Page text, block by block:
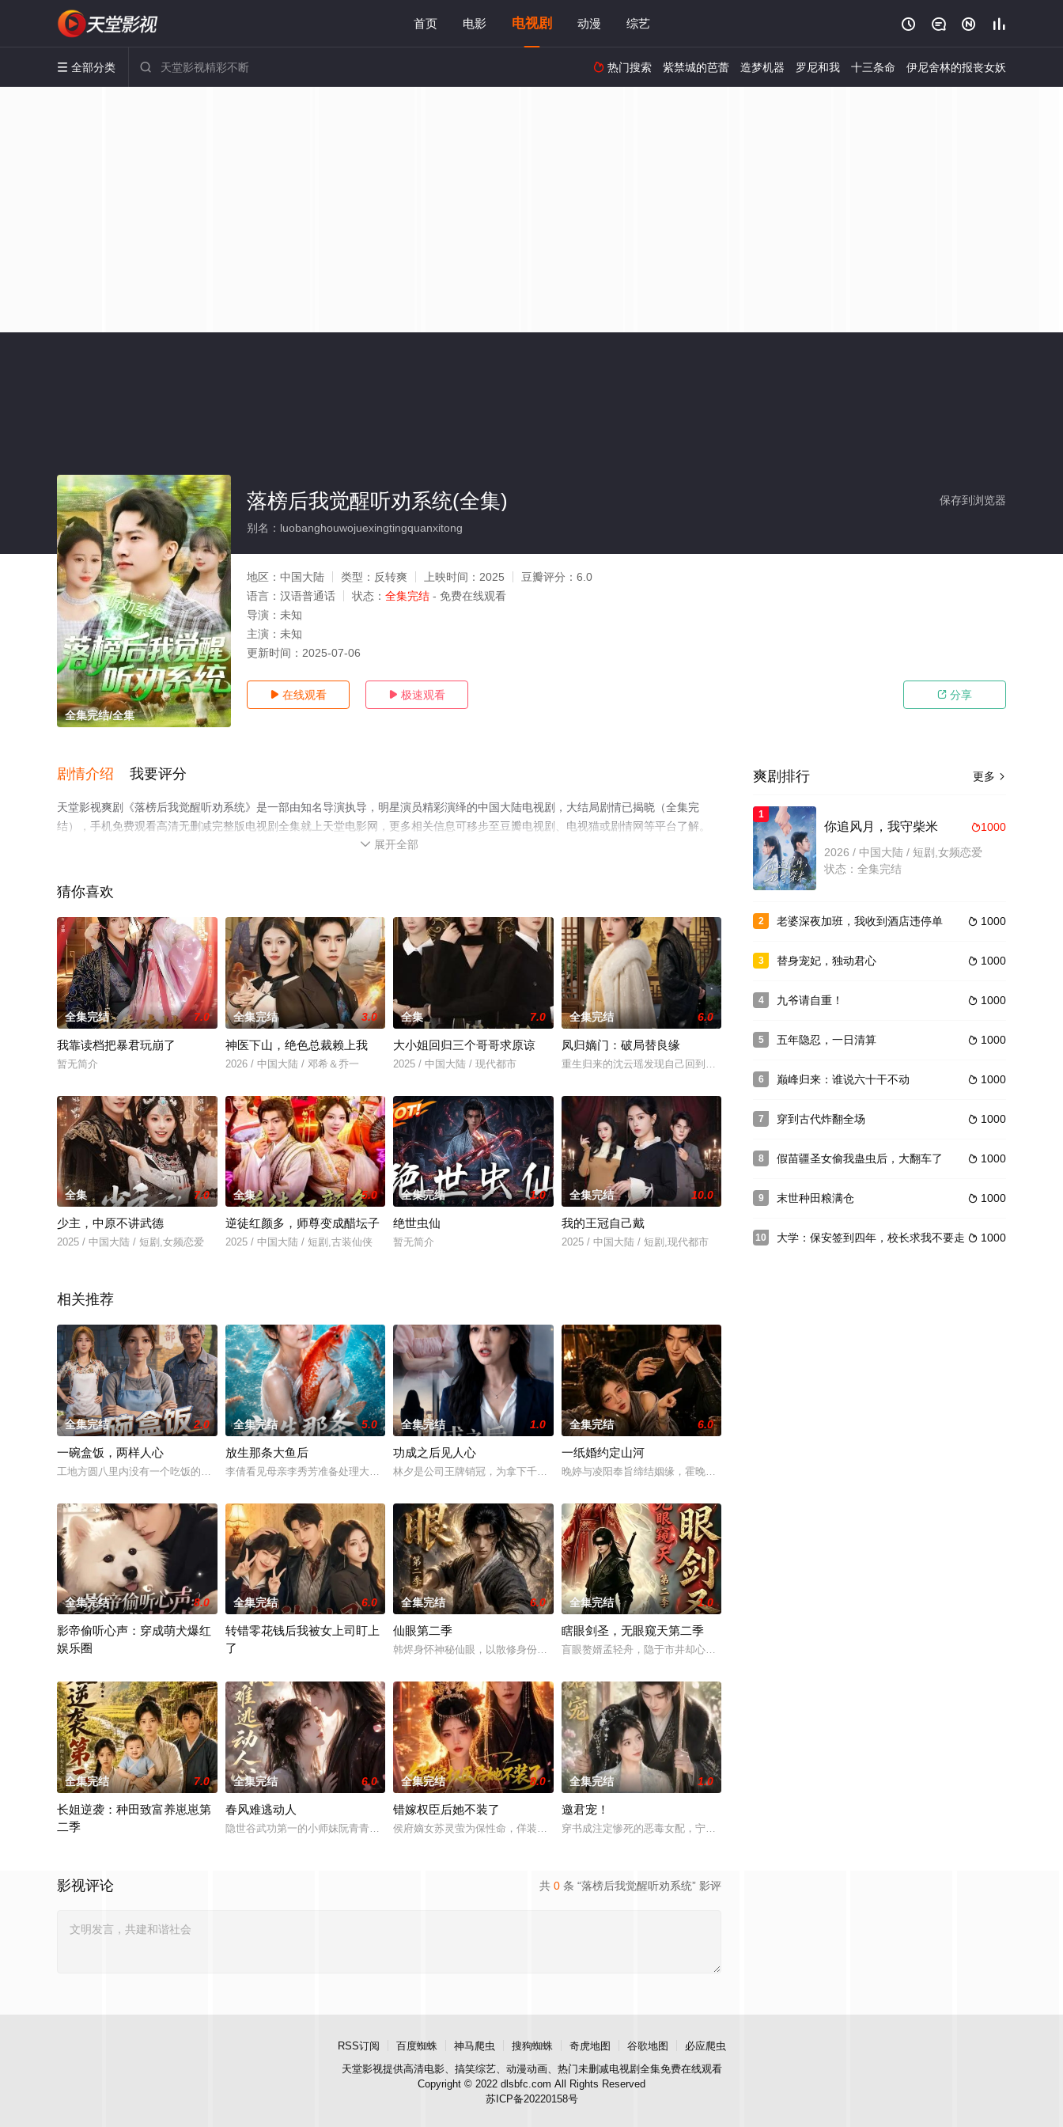
首页 电影 电视剧 动漫 综艺    
 全部分类   热门搜索 紫禁城的芭蕾 造梦机器 罗尼和我 十三条命 伊尼舍林的报丧女妖
全集完结/全集
保存到浏览器
落榜后我觉醒听劝系统(全集)
别名：luobanghouwojuexingtingquanxitong
地区： 中国大陆 类型： 反转爽 上映时间： 2025 豆瓣评分： 6.0
语言： 汉语普通话 状态： 全集完结 - 免费在线观看
导演： 未知
主演： 未知
更新时间： 2025-07-06
 在线观看  极速观看  分享
剧情介绍 我要评分
天堂影视爽剧《落榜后我觉醒听劝系统》是一部由知名导演执导，明星演员精彩演绎的中国大陆电视剧，大结局剧情已揭晓（全集完
结），手机免费观看高清无删减完整版电视剧全集就上天堂电影网，更多相关信息可移步至豆瓣电视剧、电视猫或剧情网等平台了解。
 展开全部
猜你喜欢
全集完结 7.0
我靠读档把暴君玩崩了
暂无简介
全集完结 3.0
神医下山，绝色总裁赖上我
2026 / 中国大陆 / 邓希＆乔一
全集 7.0
大小姐回归三个哥哥求原谅
2025 / 中国大陆 / 现代都市
全集完结 6.0
凤归嫡门：破局替良缘
重生归来的沈云瑶发现自己回到了十年前，那个她还未嫁入侯府、还未被继母算计的少女时期。带着前世的记
全集 7.0
少主，中原不讲武德
2025 / 中国大陆 / 短剧,女频恋爱
全集 5.0
逆徒红颜多，师尊变成醋坛子
2025 / 中国大陆 / 短剧,古装仙侠
全集完结 1.0
绝世虫仙
暂无简介
全集完结 10.0
我的王冠自己戴
2025 / 中国大陆 / 短剧,现代都市
相关推荐
全集完结 2.0
一碗盒饭，两样人心
工地方圆八里内没有一个吃饭的地方。我在这开了个爱心食堂。每份餐就卖六块八，一荤三素，米饭不限量，保本都难。结果就因为林翠
全集完结 5.0
放生那条大鱼后
李倩看见母亲李秀芳准备处理大鱼，慌忙上前阻拦，她留意到大鱼眼角滴落泪珠，心生不忍。故事落幕于一场海岛海滩婚礼，曾经遭受破
全集完结 1.0
功成之后见人心
林夕是公司王牌销冠，为拿下千万级项目，连续半年驻外奔波、拼死周旋，自掏腰包垫付巨额差旅费，一心为公司创造高额收益。恰逢母
全集完结 6.0
一纸婚约定山河
晚婷与凌阳奉旨缔结姻缘，霍晚婷因心中顾虑，改换身份进入军营，机缘巧合下成为凌阳的贴身文书。朝夕相
全集完结 8.0
影帝偷听心声：穿成萌犬爆红
娱乐圈
全集完结 6.0
转错零花钱后我被女上司盯上
了
全集完结 6.0
仙眼第二季
韩烬身怀神秘仙眼，以散修身份踏入修仙世界。为寻找机缘、突破修为，他周旋于宗门、家族与秘境之间，识破阴谋，夺取宝物，也结识
全集完结 1.0
瞎眼剑圣，无眼窥天第二季
盲眼赘婿孟轻舟，隐于市井却心怀丘壑，虽看似懒散避世，却以先知之智点破叛乱阴谋，以时光剑意守护一方
全集完结 7.0
长姐逆袭：种田致富养崽崽第
二季
全集完结 6.0
春风难逃动人
隐世谷武功第一的小师妹阮青青下山历情劫，本打算按着话本找个木讷老实人“骗心再跑”。她盯上了清冷严苛的大理寺少卿谢渊，百般
全集完结 8.0
错嫁权臣后她不装了
侯府嫡女苏灵萤为保性命，佯装痴傻十年。错嫁之夜，花轿阴差阳错抬入权臣萧惊渊府中。世人笑她痴愚，她却借憨态步步破局，揭继母
全集完结 1.0
邀君宠！
穿书成注定惨死的恶毒女配，宁曦华卷铺盖跑路躲江南三年，苟得逍遥。谁知返程坐船，当场撞当朝太子杀人
共 0 条 “落榜后我觉醒听劝系统” 影评
影视评论
更多 
爽剧排行
1
1000
你追风月，我守柴米
2026 / 中国大陆 / 短剧,女频恋爱
状态：全集完结
2  1000
老婆深夜加班，我收到酒店违停单
3  1000
替身宠妃，独动君心
4  1000
九爷请自重！
5  1000
五年隐忍，一日清算
6  1000
巅峰归来：谁说六十干不动
7  1000
穿到古代炸翻全场
8  1000
假苗疆圣女偷我蛊虫后，大翻车了
9  1000
末世种田粮满仓
10  1000
大学：保安签到四年，校长求我不要走
RSS订阅 百度蜘蛛 神马爬虫 搜狗蜘蛛 奇虎地图 谷歌地图
必应爬虫
天堂影视提供高清电影、搞笑综艺、动漫动画、热门未删减电视剧全集免费在线观看
Copyright © 2022 dlsbfc.com All Rights Reserved
苏ICP备20220158号